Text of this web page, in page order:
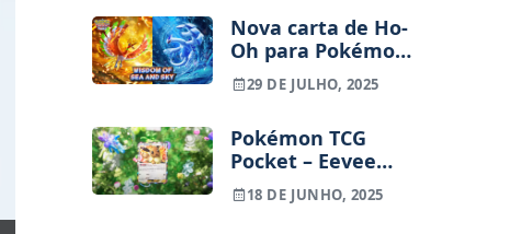
Nova carta de Ho-
Oh para Pokémon
TCG Pocket parece
cópia de arte
29 DE JULHO, 2025
Pokémon TCG
Pocket – Eevee
Grove é a nova
expansão e traz
18 DE JUNHO, 2025